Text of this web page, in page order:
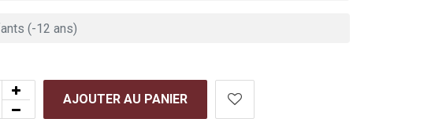
AJOUTER AU PANIER